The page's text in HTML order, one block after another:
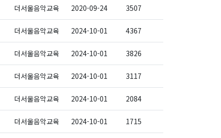
더서울음악교육 2020-09-24 3507
더서울음악교육 2024-10-01 4367
더서울음악교육 2024-10-01 3826
더서울음악교육 2024-10-01 3117
더서울음악교육 2024-10-01 2084
더서울음악교육 2024-10-01 1715